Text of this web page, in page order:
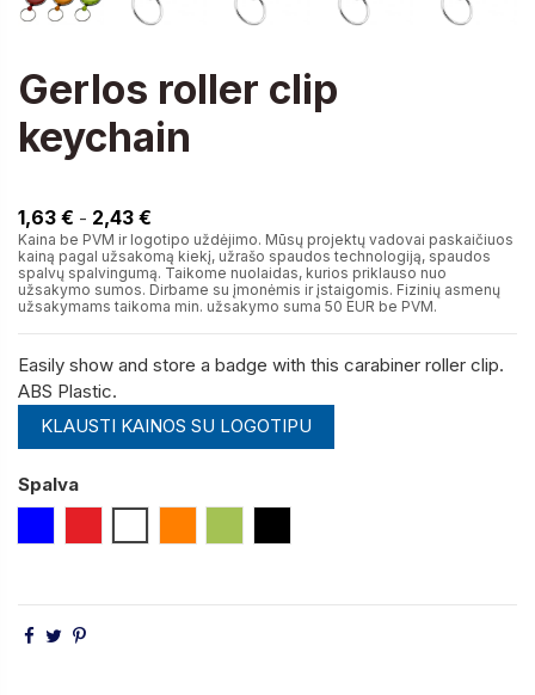
Gerlos roller clip
keychain
1,63 € - 2,43 €
Kaina be PVM ir logotipo uždėjimo. Mūsų projektų vadovai paskaičiuos
kainą pagal užsakomą kiekį, užrašo spaudos technologiją, spaudos
spalvų spalvingumą. Taikome nuolaidas, kurios priklauso nuo
užsakymo sumos. Dirbame su įmonėmis ir įstaigomis. Fizinių asmenų
užsakymams taikoma min. užsakymo suma 50 EUR be PVM.
Easily show and store a badge with this carabiner roller clip.
ABS Plastic.
KLAUSTI KAINOS SU LOGOTIPU
Spalva